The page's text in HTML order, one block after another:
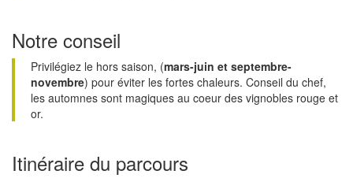
Notre conseil
Privilégiez le hors saison, (mars-juin et septembre-
novembre) pour éviter les fortes chaleurs. Conseil du chef,
les automnes sont magiques au coeur des vignobles rouge et
or.
Itinéraire du parcours